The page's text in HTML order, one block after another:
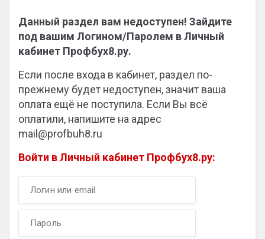
Данный раздел вам недоступен! Зайдите
под вашим Логином/Паролем в Личный
кабинет Профбух8.ру.
Если после входа в кабинет, раздел по-
прежнему будет недоступен, значит ваша
оплата ещё не поступила. Если Вы всё
оплатили, напишите на адрес
mail@profbuh8.ru
Войти в Личный кабинет Профбух8.ру: